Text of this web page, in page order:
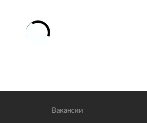
Вакансии